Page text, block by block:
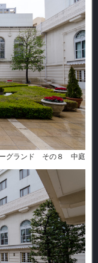
グランド その８ 中庭